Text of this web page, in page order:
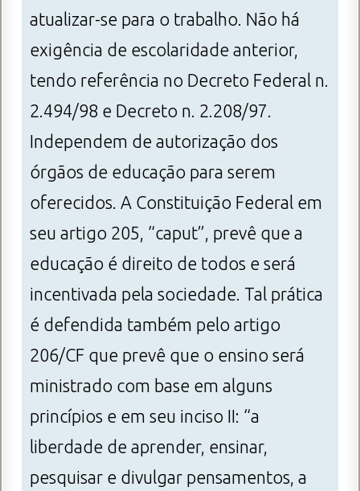
atualizar-se para o trabalho. Não há
exigência de escolaridade anterior,
tendo referência no Decreto Federal n.
2.494/98 e Decreto n. 2.208/97.
Independem de autorização dos
órgãos de educação para serem
oferecidos. A Constituição Federal em
seu artigo 205, “caput”, prevê que a
educação é direito de todos e será
incentivada pela sociedade. Tal prática
é defendida também pelo artigo
206/CF que prevê que o ensino será
ministrado com base em alguns
princípios e em seu inciso II: “a
liberdade de aprender, ensinar,
pesquisar e divulgar pensamentos, a